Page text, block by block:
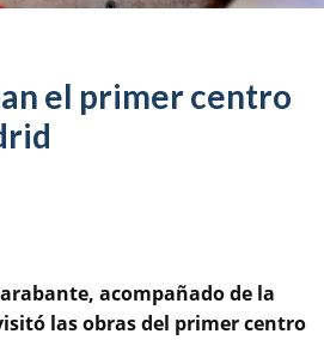
el primer centro
acompañado de la
las obras del primer centro